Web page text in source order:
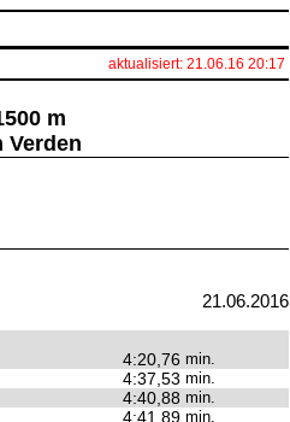
aktualisiert: 21.06.16 20:17
m
Verden
21.06.2016
4:20,76 min.
4:37,53 min.
4:40,88 min.
4:41,89 min.